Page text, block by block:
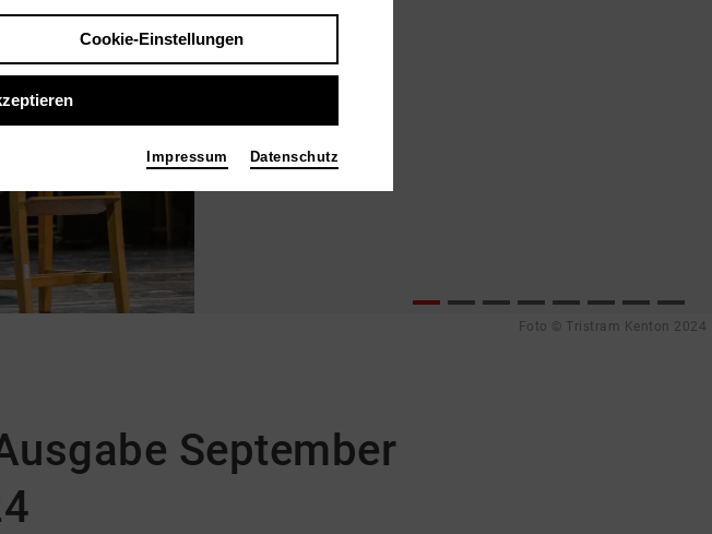
Foto © Tristram Kenton 2024
September
Cookie-Einstellungen
Impressum Datenschutz